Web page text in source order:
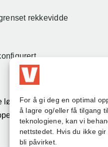
For å gi deg en optimal
å lagre og/eller få tilgang
teknologiene, kan vi
nettstedet. Hvis du ikke
bli påvirket.
rekkevidde
løsningen for verksteder,
av